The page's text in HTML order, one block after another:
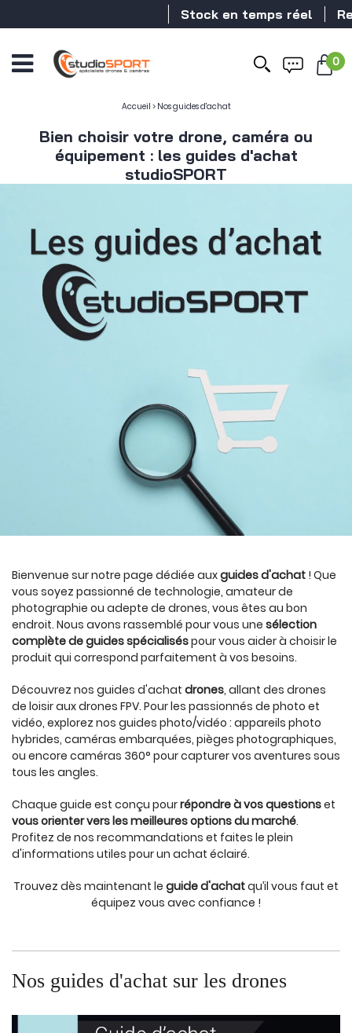
Stock en temps réel Revendeur DJI
0
Accueil > Nos guides d'achat
Bien choisir votre drone, caméra ou
équipement : les guides d'achat
studioSPORT
Bienvenue sur notre page dédiée auxguides d'achat ! Que
vous soyez passionné de technologie, amateur de
photographie ou adepte de drones, vous êtes au bon
endroit. Nous avons rassemblé pour vous une sélection
complète de guides spécialiséspour vous aider à choisir le
produit qui correspond parfaitement à vos besoins.
Découvrez nos guides d'achat drones, allant des drones
de loisir aux drones FPV. Pour les passionnés de photo et
vidéo, explorez nos guides photo/vidéo : appareils photo
hybrides, caméras embarquées, pièges photographiques,
ou encore caméras 360° pour capturer vos aventures sous
tous les angles.
Chaque guide est conçu pourrépondre à vos questionset
vous orienter vers les meilleures options du marché.
Profitez de nos recommandations et faites le plein
d'informations utiles pour un achat éclairé.
Trouvez dès maintenant le guide d'achatqu’il vous faut et
équipez vous avec confiance !
Nos guides d'achat sur les drones